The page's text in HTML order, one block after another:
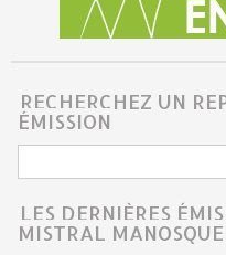
RECHERCHEZ UN
ÉMISSION
LES DERNIÈRES
MISTRAL MANOSQUE